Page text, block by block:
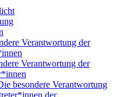
Verantwortung der
Verantwortung der
besondere Verantwortung
der